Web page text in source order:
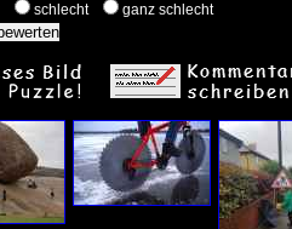
schlecht ganz schlecht